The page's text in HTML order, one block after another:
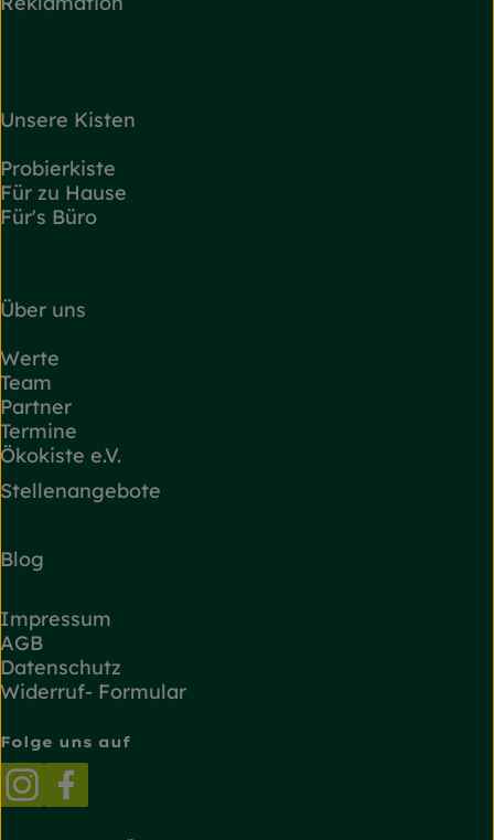
Unsere Kisten
Probierkiste
Für zu Hause
Für's Büro
Über uns
Werte
Team
Partner
Termine
Ökokiste e.V.
Stellenangebote
Blog
Impressum
AGB
Datenschutz
Widerruf- Formular
Folge uns auf
Externer Link zu https://